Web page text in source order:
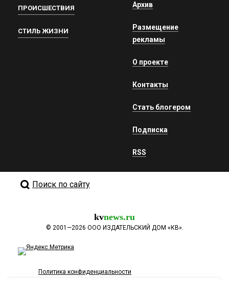
ПРОИСШЕСТВИЯ
СТИЛЬ ЖИЗНИ
Архив
Размещение
рекламы
О проекте
Контакты
Стать блогером
Подписка
RSS
Поиск по сайту
kvnews.ru
© 2001—2026 ООО ИЗДАТЕЛЬСКИЙ ДОМ «КВ».
Политика конфиденциальности